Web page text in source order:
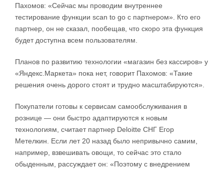
Пахомов: «Сейчас мы проводим внутреннее
тестирование функции scan to go с партнером». Кто его
партнер, он не сказал, пообещав, что скоро эта функция
будет доступна всем пользователям.
Планов по развитию технологии «магазин без кассиров» у
«Яндекс.Маркета» пока нет, говорит Пахомов: «Такие
решения очень дорого стоят и трудно масштабируются».
Покупатели готовы к сервисам самообслуживания в
рознице — они быстро адаптируются к новым
технологиям, считает партнер Deloitte СНГ Егор
Метелкин. Если лет 20 назад было непривычно самим,
например, взвешивать овощи, то сейчас это стало
обыденным, рассуждает он: «Поэтому с внедрением